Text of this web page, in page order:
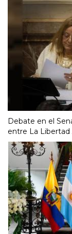
Debate en el
entre La Libertad